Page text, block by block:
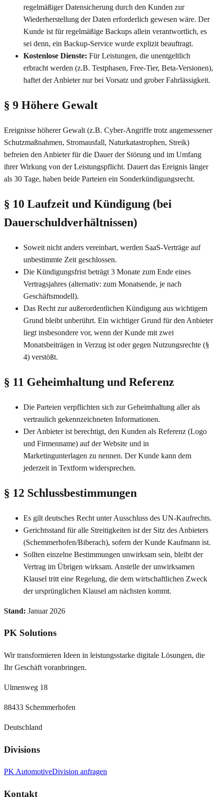
regelmäßiger Datensicherung durch den Kunden zur
Wiederherstellung der Daten erforderlich gewesen wäre. Der
Kunde ist für regelmäßige Backups allein verantwortlich, es
sei denn, ein Backup-Service wurde explizit beauftragt.
Kostenlose Dienste: Für Leistungen, die unentgeltlich
erbracht werden (z.B. Testphasen, Free-Tier, Beta-Versionen),
haftet der Anbieter nur bei Vorsatz und grober Fahrlässigkeit.
§ 9 Höhere Gewalt
Ereignisse höherer Gewalt (z.B. Cyber-Angriffe trotz angemessener
Schutzmaßnahmen, Stromausfall, Naturkatastrophen, Streik)
befreien den Anbieter für die Dauer der Störung und im Umfang
ihrer Wirkung von der Leistungspflicht. Dauert das Ereignis länger
als 30 Tage, haben beide Parteien ein Sonderkündigungsrecht.
§ 10 Laufzeit und Kündigung (bei
Dauerschuldverhältnissen)
Soweit nicht anders vereinbart, werden SaaS-Verträge auf
unbestimmte Zeit geschlossen.
Die Kündigungsfrist beträgt 3 Monate zum Ende eines
Vertragsjahres (alternativ: zum Monatsende, je nach
Geschäftsmodell).
Das Recht zur außerordentlichen Kündigung aus wichtigem
Grund bleibt unberührt. Ein wichtiger Grund für den Anbieter
liegt insbesondere vor, wenn der Kunde mit zwei
Monatsbeiträgen in Verzug ist oder gegen Nutzungsrechte (§
4) verstößt.
§ 11 Geheimhaltung und Referenz
Die Parteien verpflichten sich zur Geheimhaltung aller als
vertraulich gekennzeichneten Informationen.
Der Anbieter ist berechtigt, den Kunden als Referenz (Logo
und Firmenname) auf der Website und in
Marketingunterlagen zu nennen. Der Kunde kann dem
jederzeit in Textform widersprechen.
§ 12 Schlussbestimmungen
Es gilt deutsches Recht unter Ausschluss des UN-Kaufrechts.
Gerichtsstand für alle Streitigkeiten ist der Sitz des Anbieters
(Schemmerhofen/Biberach), sofern der Kunde Kaufmann ist.
Sollten einzelne Bestimmungen unwirksam sein, bleibt der
Vertrag im Übrigen wirksam. Anstelle der unwirksamen
Klausel tritt eine Regelung, die dem wirtschaftlichen Zweck
der ursprünglichen Klausel am nächsten kommt.
Stand: Januar 2026
PK Solutions
Wir transformieren Ideen in leistungsstarke digitale Lösungen, die
Ihr Geschäft voranbringen.
Ulmenweg 18
88433 Schemmerhofen
Deutschland
Divisions
PK AutomotiveDivision anfragen
Kontakt